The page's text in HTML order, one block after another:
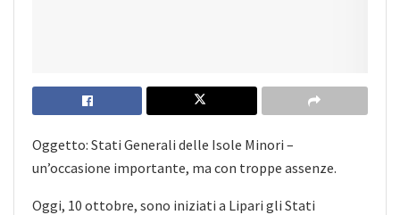
Oggetto: Stati Generali delle Isole Minori –
un’occasione importante, ma con troppe assenze.
Oggi, 10 ottobre, sono iniziati a Lipari gli Stati